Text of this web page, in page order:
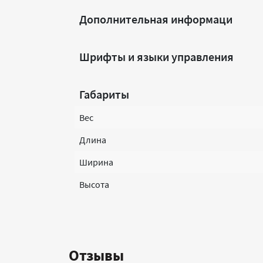
Дополнительная информаци
Шрифты и языки управления
Габариты
Вес
Длина
Ширина
Высота
Отзывы